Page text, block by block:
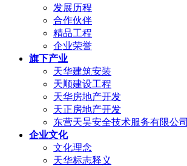
发展历程
合作伙伴
精品工程
企业荣誉
旗下产业
天华建筑安装
天顺建设工程
天华房地产开发
天正房地产开发
东营天昊安全技术服务有限公司
企业文化
文化理念
天华标志释义